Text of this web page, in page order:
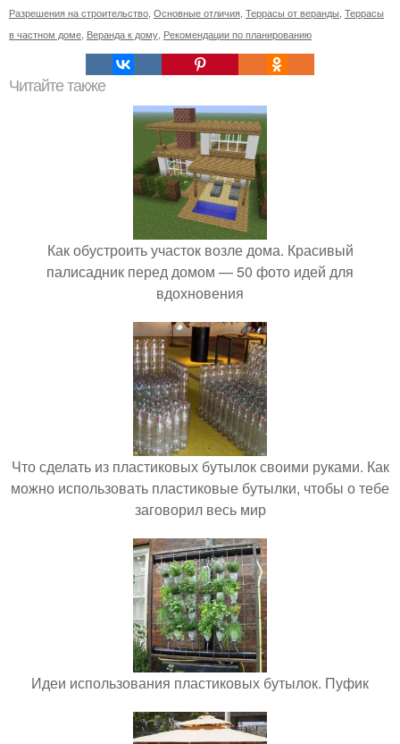
Разрешения на строительство, Основные отличия, Террасы от веранды, Террасы
в частном доме, Веранда к дому, Рекомендации по планированию
Читайте также
Как обустроить участок возле дома. Красивый
палисадник перед домом — 50 фото идей для
вдохновения
Что сделать из пластиковых бутылок своими руками. Как
можно использовать пластиковые бутылки, чтобы о тебе
заговорил весь мир
Идеи использования пластиковых бутылок. Пуфик